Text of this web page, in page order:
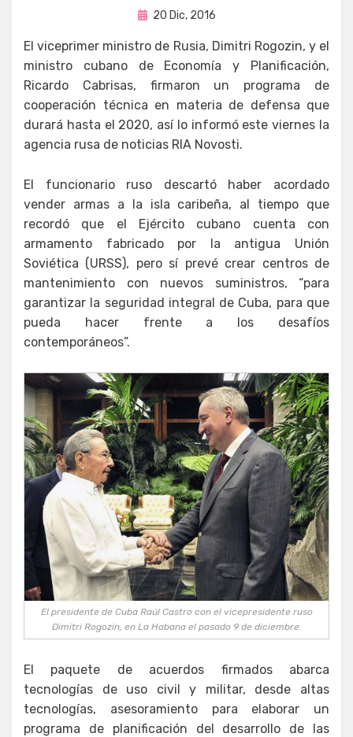
porEnrique
Publicada
20 Dic, 2016
El viceprimer ministro de Rusia, Dimitri Rogozin, y el
ministro cubano de Economía y Planificación,
Ricardo Cabrisas, firmaron un programa de
cooperación técnica en materia de defensa que
durará hasta el 2020, así lo informó este viernes la
agencia rusa de noticias RIA Novosti.
El funcionario ruso descartó haber acordado
vender armas a la isla caribeña, al tiempo que
recordó que el Ejército cubano cuenta con
armamento fabricado por la antigua Unión
Soviética (URSS), pero sí prevé crear centros de
mantenimiento con nuevos suministros, “para
garantizar la seguridad integral de Cuba, para que
pueda hacer frente a los desafíos
contemporáneos”.
El presidente de Cuba Raúl Castro con el vicepresidente ruso
Dimitri Rogozin, en La Habana el pasado 9 de diciembre.
El paquete de acuerdos firmados abarca
tecnologías de uso civil y militar, desde altas
tecnologías, asesoramiento para elaborar un
programa de planificación del desarrollo de las